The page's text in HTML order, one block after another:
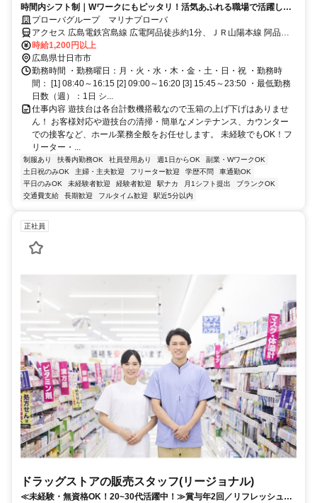
時間内シフト制｜Wワークにもピッタリ！活気あふれる職場で活躍しま
せんか？
プローバグループ マリナプローバ
アクセス 広島電鉄宮島線 広電阿品徒歩約1分、ＪＲ山陽本線 阿品
（山陽本線）出入口2徒歩約7分、広島電鉄宮島線 阿品東出入口1徒歩
約8分 JR阿品駅より徒歩３分、広電阿品駅より徒歩３分
時給1,200円以上
広島県廿日市市
勤務時間 ・勤務曜日：月・火・水・木・金・土・日・祝 ・勤務時
間： [1] 08:40～16:15 [2] 09:00～16:20 [3] 15:45～23:50 ・最低勤務
日数（週）：1日 シ...
仕事内容 遊技台は各台計数機搭載なので玉箱の上げ下げはありませ
ん！ お客様対応や遊技台の清掃・簡単なメンテナンス、カウンター
での接客など、ホール業務全般をお任せします。 未経験でもOK！フ
リーター・...
制服あり 扶養内勤務OK 社員登用あり 週1日からOK
副業・WワークOK
土日祝のみOK
主婦・主夫歓迎 フリーター歓迎 学歴不問
車通勤OK
平日のみOK
未経験者歓迎 経験者歓迎 駅ナカ 月1シフト提出
ブランクOK
交通費支給
長期歓迎 フルタイム歓迎 駅近5分以内
正社員
ドラッグストアの販売スタッフ(リージョナル)
≪未経験・無資格OK！20~30代活躍中！≫賞与年2回／リフレッシュ休